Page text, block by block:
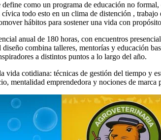
como un programa de educación no
todo esto en un clima de distención ,
hábitos para sostener una vida con
anual de 180 horas, con encuentros
combina talleres, mentorías y educación
a distintos puntos a lo largo del año.
vida cotidiana: técnicas de gestión del tiempo
mentalidad emprendedora y nociones de marca